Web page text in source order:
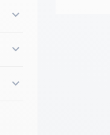


